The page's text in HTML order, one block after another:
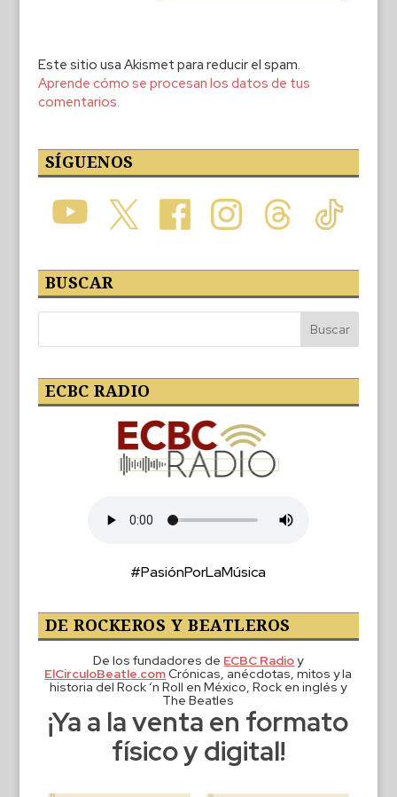
Este sitio usa Akismet para reducir el spam.
Aprende cómo se procesan los datos de tus
comentarios.
SÍGUENOS
BUSCAR
ECBC RADIO
#PasiónPorLaMúsica
DE ROCKEROS Y BEATLEROS
De los fundadores de ECBC Radioy
ElCirculoBeatle.comCrónicas, anécdotas, mitos y la
historia del Rock ‘n Roll en México, Rock en inglés y
The Beatles
¡Ya a la venta en formato
físico y digital!